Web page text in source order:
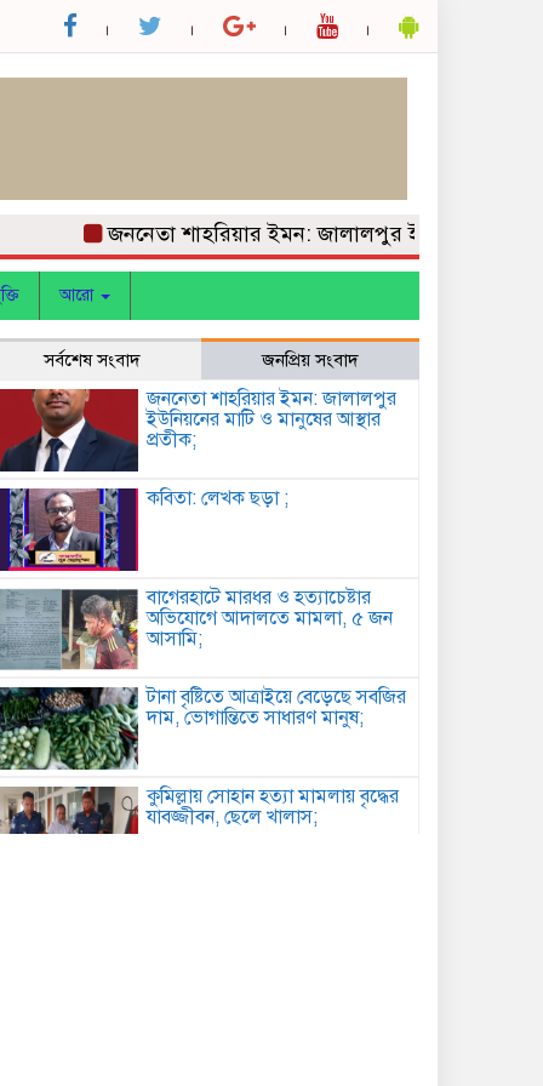
জননেতা শাহরিয়ার ইমন: জালালপুর ইউনিয়নের মাটি ও
আরো
সর্বশেষ সংবাদ জনপ্রিয় সংবাদ
জননেতা শাহরিয়ার ইমন: জালালপুর
ইউনিয়নের মাটি ও মানুষের আস্থার
প্রতীক;
কবিতা: লেখক ছড়া ;
বাগেরহাটে মারধর ও হত্যাচেষ্টার
অভিযোগে আদালতে মামলা, ৫ জন
আসামি;
টানা বৃষ্টিতে আত্রাইয়ে বেড়েছে সবজির
দাম, ভোগান্তিতে সাধারণ মানুষ;
কুমিল্লায় সোহান হত্যা মামলায় বৃদ্ধের
যাবজ্জীবন, ছেলে খালাস;